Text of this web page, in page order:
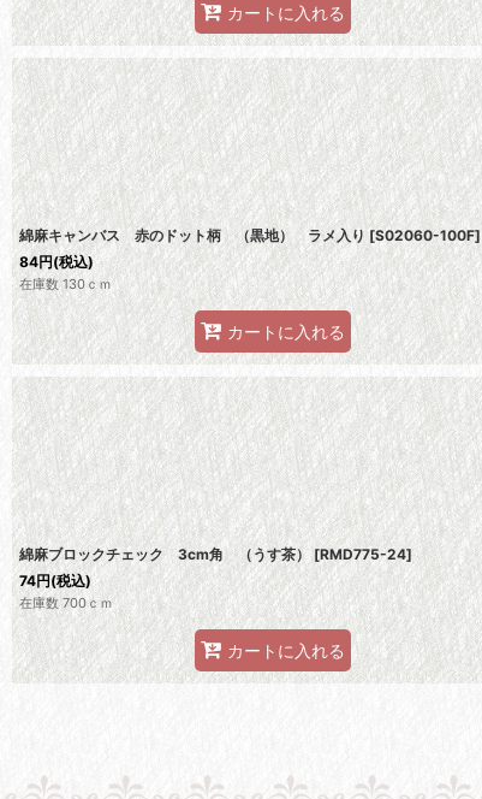
カートに入れる
綿麻キャンバス 赤のドット柄 （黒地） ラメ入り [S02060-100F]
84円(税込)
在庫数 130ｃｍ
カートに入れる
綿麻ブロックチェック 3cm角 （うす茶） [RMD775-24]
74円(税込)
在庫数 700ｃｍ
カートに入れる